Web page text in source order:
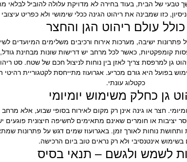
טבעי של הבית, בעוד בחירה לא מדויקת עלולה להוביל לבלאי
כזו שמבינה את ריהוט הגינה ככלי שימושי ולא כפריט
עולם ריהוט הגן והחצר
פתרונות ישיבה, מערכות אירוח ורכיבים משלימים המיועדים
קומפקטיות, כאשר לכל מרחב יש דרישות שונות מבחינת
גן למרפסת צריך לאזן בין נוחות לניצול חכם של שטח. סט
בפועל היא גורם מכריע. אגרועוז מתייחסת לקטגוריית רהיטי
כקטלוג עונתי.
גן כחלק משימוש יומיומי
חצר או גינה אינן רק מקום לאירוח בסופי שבוע, אלא
או חומרים שאינם מתאימים לחשיפה חיצונית פוגעים
ותחושת נוחות לאורך זמן. באגרועוז שמים דגש על פתרונות
אינטנסיבי ולא רק נראים טוב ביום הרכישה.
לשמש ולגשם – תנאי בסיס